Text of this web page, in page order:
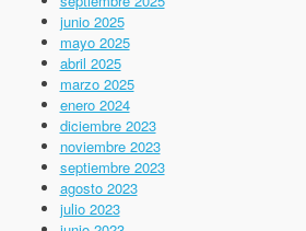
junio 2025
mayo 2025
abril 2025
marzo 2025
enero 2024
diciembre 2023
noviembre 2023
septiembre 2023
agosto 2023
julio 2023